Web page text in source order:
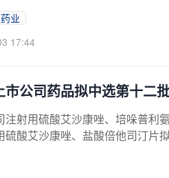
业
17:44
公司药品拟中选第十二
射用硫酸艾沙康唑、培哚普
硫酸艾沙康唑、盐酸倍他司汀
：向特定对象发行A股股票申